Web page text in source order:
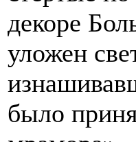
декоре
уложен
было